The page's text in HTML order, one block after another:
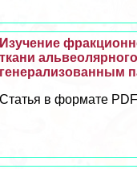
Изучение
ткани
генерализованным
Статья в формате